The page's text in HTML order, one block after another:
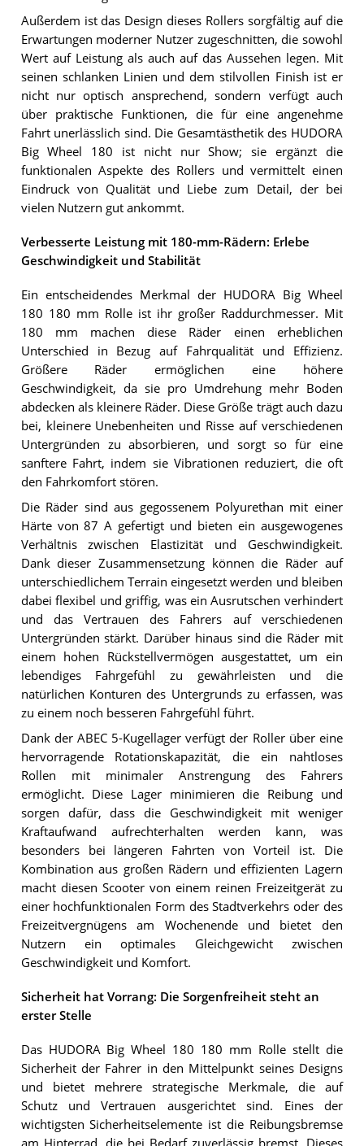
Außerdem ist das Design dieses Rollers sorgfältig auf die
Erwartungen moderner Nutzer zugeschnitten, die sowohl
Wert auf Leistung als auch auf das Aussehen legen. Mit
seinen schlanken Linien und dem stilvollen Finish ist er
nicht nur optisch ansprechend, sondern verfügt auch
über praktische Funktionen, die für eine angenehme
Fahrt unerlässlich sind. Die Gesamtästhetik des HUDORA
Big Wheel 180 ist nicht nur Show; sie ergänzt die
funktionalen Aspekte des Rollers und vermittelt einen
Eindruck von Qualität und Liebe zum Detail, der bei
vielen Nutzern gut ankommt.
Verbesserte Leistung mit 180-mm-Rädern: Erlebe
Geschwindigkeit und Stabilität
Ein entscheidendes Merkmal der HUDORA Big Wheel
180 180 mm Rolle ist ihr großer Raddurchmesser. Mit
180 mm machen diese Räder einen erheblichen
Unterschied in Bezug auf Fahrqualität und Effizienz.
Größere Räder ermöglichen eine höhere
Geschwindigkeit, da sie pro Umdrehung mehr Boden
abdecken als kleinere Räder. Diese Größe trägt auch dazu
bei, kleinere Unebenheiten und Risse auf verschiedenen
Untergründen zu absorbieren, und sorgt so für eine
sanftere Fahrt, indem sie Vibrationen reduziert, die oft
den Fahrkomfort stören.
Die Räder sind aus gegossenem Polyurethan mit einer
Härte von 87 A gefertigt und bieten ein ausgewogenes
Verhältnis zwischen Elastizität und Geschwindigkeit.
Dank dieser Zusammensetzung können die Räder auf
unterschiedlichem Terrain eingesetzt werden und bleiben
dabei flexibel und griffig, was ein Ausrutschen verhindert
und das Vertrauen des Fahrers auf verschiedenen
Untergründen stärkt. Darüber hinaus sind die Räder mit
einem hohen Rückstellvermögen ausgestattet, um ein
lebendiges Fahrgefühl zu gewährleisten und die
natürlichen Konturen des Untergrunds zu erfassen, was
zu einem noch besseren Fahrgefühl führt.
Dank der ABEC 5-Kugellager verfügt der Roller über eine
hervorragende Rotationskapazität, die ein nahtloses
Rollen mit minimaler Anstrengung des Fahrers
ermöglicht. Diese Lager minimieren die Reibung und
sorgen dafür, dass die Geschwindigkeit mit weniger
Kraftaufwand aufrechterhalten werden kann, was
besonders bei längeren Fahrten von Vorteil ist. Die
Kombination aus großen Rädern und effizienten Lagern
macht diesen Scooter von einem reinen Freizeitgerät zu
einer hochfunktionalen Form des Stadtverkehrs oder des
Freizeitvergnügens am Wochenende und bietet den
Nutzern ein optimales Gleichgewicht zwischen
Geschwindigkeit und Komfort.
Sicherheit hat Vorrang: Die Sorgenfreiheit steht an
erster Stelle
Das HUDORA Big Wheel 180 180 mm Rolle stellt die
Sicherheit der Fahrer in den Mittelpunkt seines Designs
und bietet mehrere strategische Merkmale, die auf
Schutz und Vertrauen ausgerichtet sind. Eines der
wichtigsten Sicherheitselemente ist die Reibungsbremse